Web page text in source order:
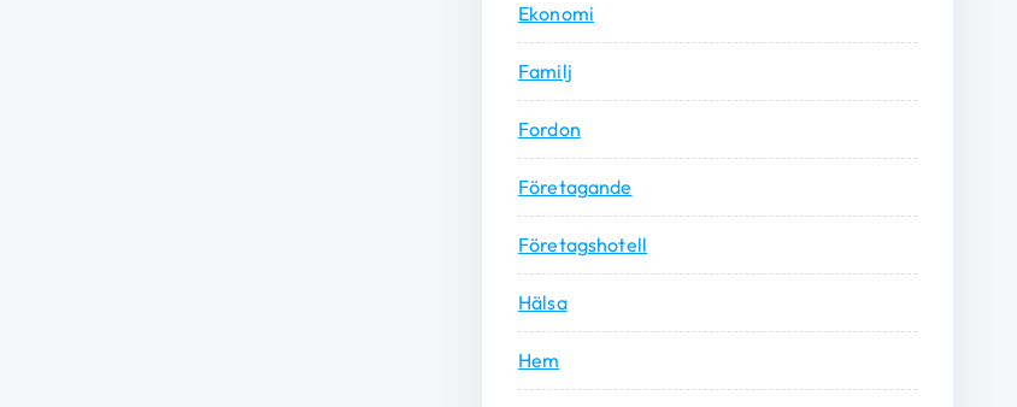
Ekonomi
Familj
Fordon
Företagande
Företagshotell
Hälsa
Hem